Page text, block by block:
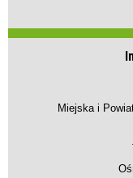
Miejska i